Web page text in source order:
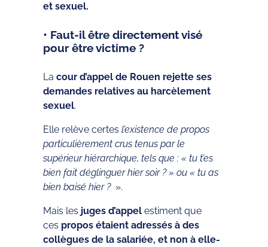
et sexuel.
• Faut-il être directement visé
pour être victime ?
La cour d’appel de Rouen rejette ses
demandes relatives au harcèlement
sexuel.
Elle relève certes l’existence de propos
particulièrement crus tenus par le
supérieur hiérarchique, tels que : « tu t’es
bien fait déglinguer hier soir ? » ou « tu as
bien baisé hier ? ».
Mais les juges d’appel estiment que
ces propos étaient adressés à des
collègues de la salariée, et non à elle-